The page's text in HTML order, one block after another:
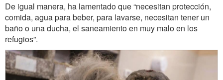
De igual manera, ha lamentado que “necesitan protección,
comida, agua para beber, para lavarse, necesitan tener un
baño o una ducha, el saneamiento en muy malo en los
refugios”.